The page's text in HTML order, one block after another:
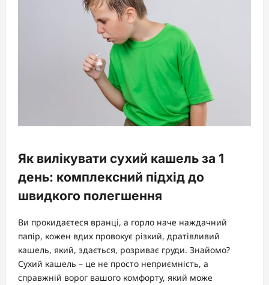
Як вилікувати сухий кашель за 1
день: комплексний підхід до
швидкого полегшення
Ви прокидаєтеся вранці, а горло наче наждачний
папір, кожен вдих провокує різкий, дратівливий
кашель, який, здається, розриває груди. Знайомо?
Сухий кашель – це не просто неприємність, а
справжній ворог вашого комфорту, який може